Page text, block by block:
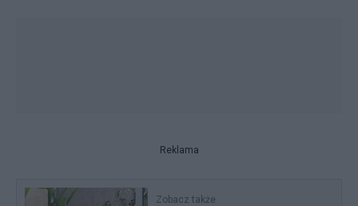
Reklama
Zobacz także